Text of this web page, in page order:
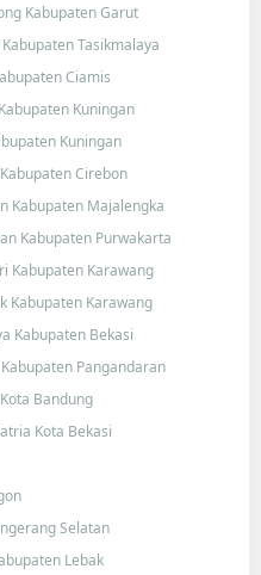
Kabupaten Garut
Tasikmalaya
Ciamis
Kuningan
Kuningan
Cirebon
Kabupaten Majalengka
Kabupaten Purwakarta
Kabupaten Karawang
Kabupaten Karawang
Kabupaten Bekasi
Pangandaran
Bandung
Kota Bekasi
Selatan
Lebak